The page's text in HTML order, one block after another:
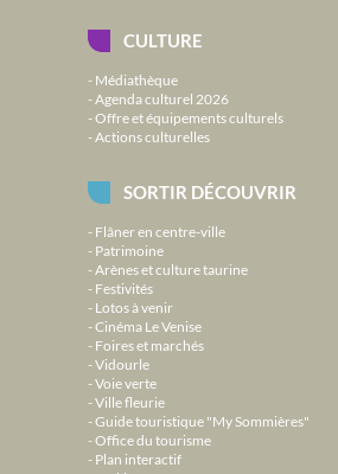
CULTURE
Médiathèque
Agenda culturel 2026
Offre et équipements culturels
Actions culturelles
SORTIR DÉCOUVRIR
Flâner en centre-ville
Patrimoine
Arènes et culture taurine
Festivités
Lotos à venir
Cinéma Le Venise
Foires et marchés
Vidourle
Voie verte
Ville fleurie
Guide touristique "My Sommières"
Office du tourisme
Plan interactif